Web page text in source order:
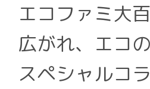
エコファミ大
広がれ、エコ
スペシャルコ